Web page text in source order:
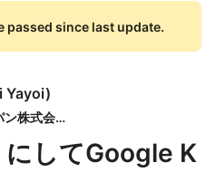
passed since last update.
Yayoi)
データブリックス・ジャパン株式会社
してGoogle K